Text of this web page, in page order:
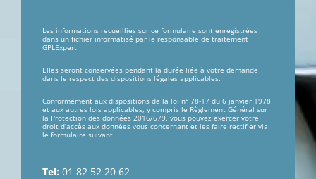
Les informations recueillies sur ce formulaire sont enregistrées
dans un fichier informatisé par le responsable de traitement
GPLExpert
Elles seront conservées pendant la durée liée à votre demande
dans le respect des dispositions légales applicables.
Conformément aux dispositions de la loi n° 78-17 du 6 janvier 1978
et aux autres lois applicables, y compris le Règlement Général sur
la Protection des données 2016/679, vous pouvez exercer votre
droit d’accès aux données vous concernant et les faire rectifier via
le formulaire suivant
Tel: 01 82 52 20 62